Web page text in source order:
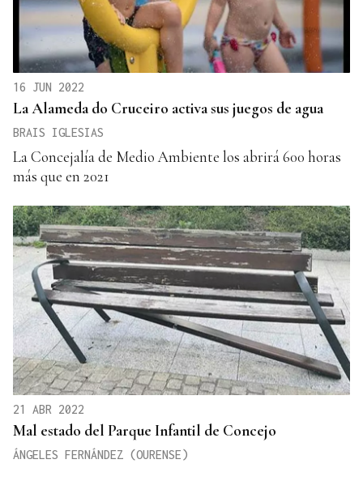
16 JUN 2022
La Alameda do Cruceiro activa sus juegos de agua
BRAIS IGLESIAS
La Concejalía de Medio Ambiente los abrirá 600 horas
más que en 2021
21 ABR 2022
Mal estado del Parque Infantil de Concejo
ÁNGELES FERNÁNDEZ (OURENSE)